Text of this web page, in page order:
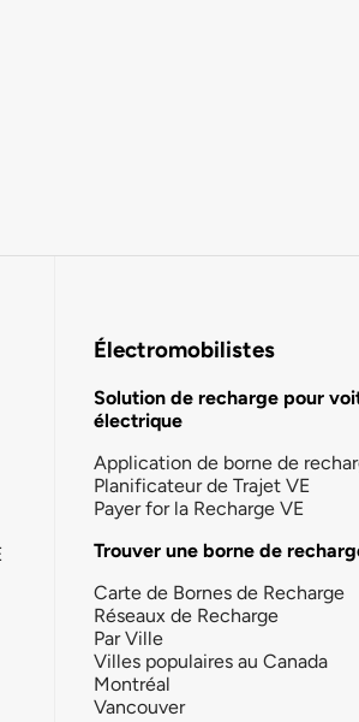
Électromobilistes
Solution de recharge pour
électrique
Application de borne de
Planificateur de Trajet VE
Payer for la Recharge VE
Trouver une borne de
Carte de Bornes de Recharge
Réseaux de Recharge
Par Ville
Villes populaires au Canada
Montréal
Vancouver